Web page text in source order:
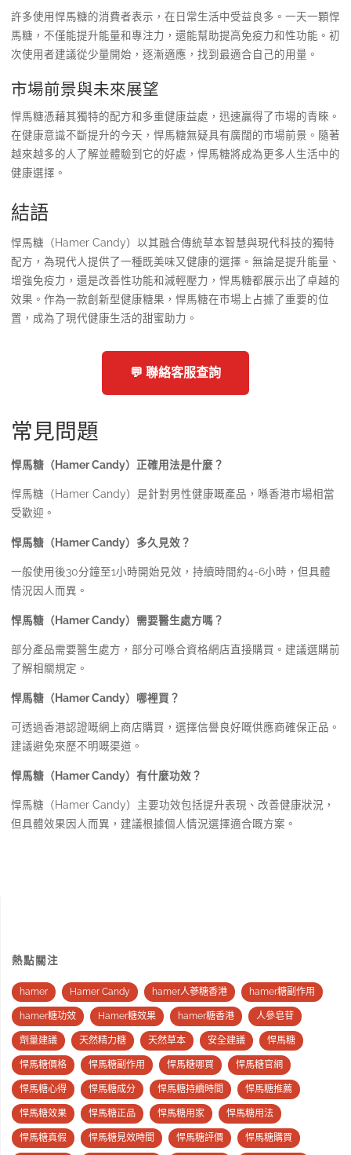
許多使用悍馬糖的消費者表示，在日常生活中受益良多。一天一顆悍
馬糖，不僅能提升能量和專注力，還能幫助提高免疫力和性功能。初
次使用者建議從少量開始，逐漸適應，找到最適合自己的用量。
市場前景與未來展望
悍馬糖憑藉其獨特的配方和多重健康益處，迅速贏得了市場的青睞。
在健康意識不斷提升的今天，悍馬糖無疑具有廣闊的市場前景。隨著
越來越多的人了解並體驗到它的好處，悍馬糖將成為更多人生活中的
健康選擇。
結語
悍馬糖（Hamer Candy）以其融合傳統草本智慧與現代科技的獨特
配方，為現代人提供了一種既美味又健康的選擇。無論是提升能量、
增強免疫力，還是改善性功能和減輕壓力，悍馬糖都展示出了卓越的
效果。作為一款創新型健康糖果，悍馬糖在市場上占據了重要的位
置，成為了現代健康生活的甜蜜助力。
💬 聯絡客服查詢
常見問題
悍馬糖（Hamer Candy）正確用法是什麼？
悍馬糖（Hamer Candy）是針對男性健康嘅產品，喺香港市場相當
受歡迎。
悍馬糖（Hamer Candy）多久見效？
一般使用後30分鐘至1小時開始見效，持續時間約4-6小時，但具體
情況因人而異。
悍馬糖（Hamer Candy）需要醫生處方嗎？
部分產品需要醫生處方，部分可喺合資格網店直接購買。建議選購前
了解相關規定。
悍馬糖（Hamer Candy）哪裡買？
可透過香港認證嘅網上商店購買，選擇信譽良好嘅供應商確保正品。
建議避免來歷不明嘅渠道。
悍馬糖（Hamer Candy）有什麼功效？
悍馬糖（Hamer Candy）主要功效包括提升表現、改善健康狀況，
但具體效果因人而異，建議根據個人情況選擇適合嘅方案。
熱點關注
hamer Hamer Candy hamer人蔘糖香港 hamer糖副作用
hamer糖功效 Hamer糖效果 hamer糖香港 人參皂苷
劑量建議 天然精力糖 天然草本 安全建議 悍馬糖
悍馬糖價格 悍馬糖副作用 悍馬糖哪買 悍馬糖官網
悍馬糖心得 悍馬糖成分 悍馬糖持續時間 悍馬糖推薦
悍馬糖效果 悍馬糖正品 悍馬糖用家 悍馬糖用法
悍馬糖真假 悍馬糖見效時間 悍馬糖評價 悍馬糖購買